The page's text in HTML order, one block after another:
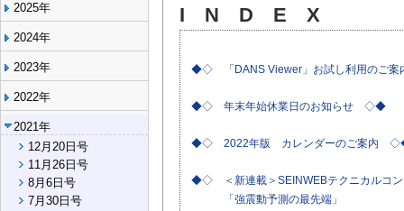
2025年
2024年
2023年
2022年
2021年
12月20日号
11月26日号
8月6日号
7月30日号
I N D E X
◆◇ 「DANS Viewer」お試し利用のご
◆◇ 年末年始休業日のお知らせ ◇◆
◆◇ 2022年版 カレンダーのご案内
◆◇ ＜新連載＞SEINWEBテクニカルコン
「強震動予測の最先端」